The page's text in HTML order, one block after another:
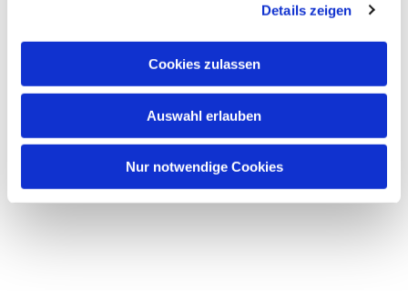
Details zeigen
Cookies zulassen
Auswahl erlauben
Nur notwendige Cookies